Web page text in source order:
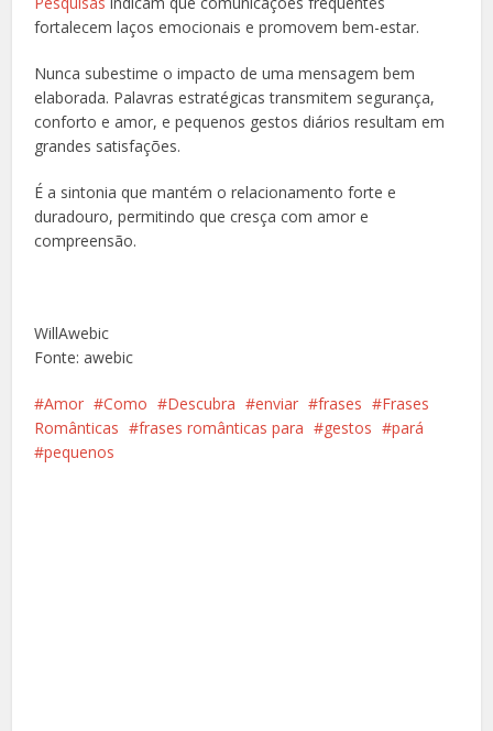
fortalecem laços emocionais e promovem bem-estar.
Nunca subestime o impacto de uma mensagem bem
elaborada. Palavras estratégicas transmitem segurança,
conforto e amor, e pequenos gestos diários resultam em
grandes satisfações.
É a sintonia que mantém o relacionamento forte e
duradouro, permitindo que cresça com amor e
compreensão.
WillAwebic
Fonte: awebic
Amor Como Descubra enviar frases
Frases
Românticas
frases românticas para gestos
pará
pequenos